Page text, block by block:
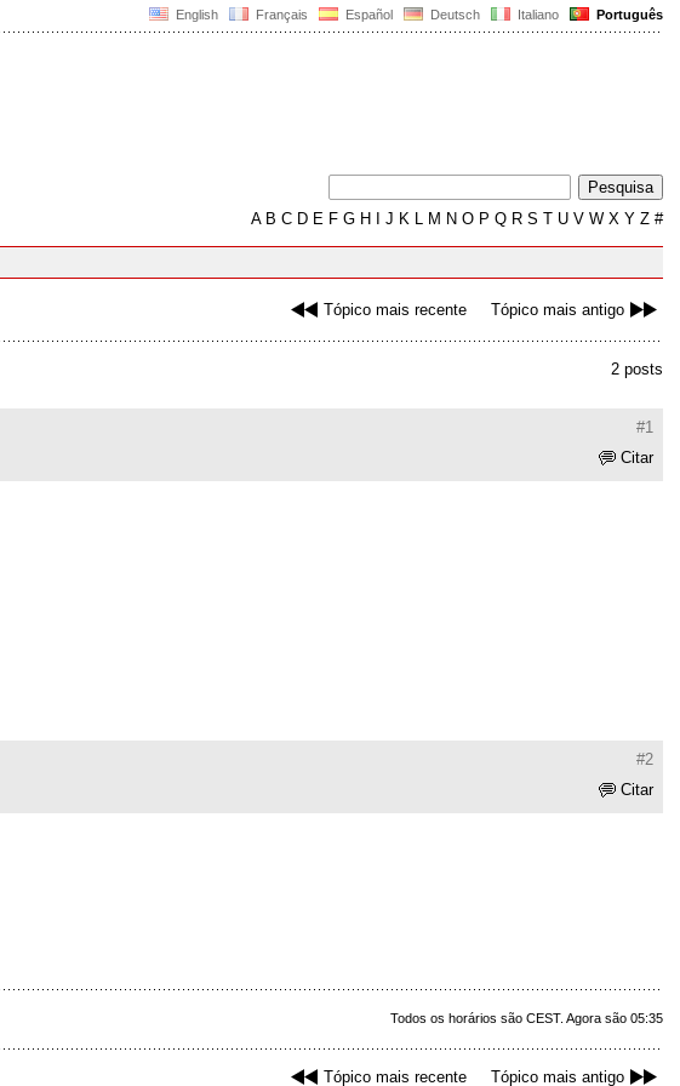
English Français Español Deutsch Italiano Português
AB C D E F G H J K L M N O P Q R S T U V W X Y Z #
Tópico mais recente Tópico mais antigo
2 posts
#1
Citar
#2
Citar
Todos os horários são CEST. Agora são 05:35
Tópico mais recente Tópico mais antigo